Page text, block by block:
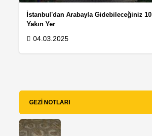
İstanbul'dan Arabayla Gidebileceğiniz 10
Yakın Yer
04.03.2025
GEZI NOTLARI